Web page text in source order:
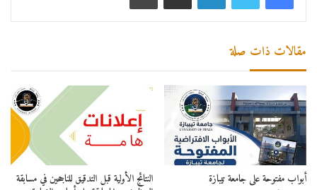
مقالات ذات صلة
أبواب مفتوحة على جامعة تيبازة النتائج الأولية قبل التدقيق للناجحين في مسابقة